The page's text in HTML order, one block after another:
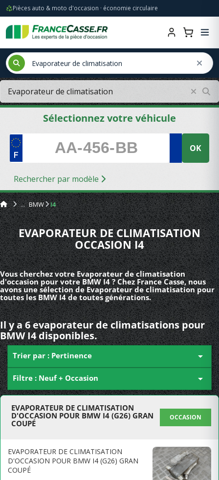
Pièces auto & moto d'occasion · économie circulaire
Sélectionnez votre véhicule
OK
Rechercher par modèle
BMW I4
EVAPORATEUR DE CLIMATISATION
OCCASION I4
Vous cherchez votre Evaporateur de climatisation
d'occasion pour votre BMW I4 ? Chez France Casse, nous
avons une sélection de Evaporateur de climatisation pour
toutes les BMW I4 de toutes générations.
Il y a 6 evaporateur de climatisations pour
BMW I4 disponibles.
Trier par : Pertinence 
Filtre : Neuf + Occasion 
EVAPORATEUR DE CLIMATISATION
D'OCCASION POUR BMW I4 (G26) GRAN
COUPÉ
OCCASION
EVAPORATEUR DE CLIMATISATION
D'OCCASION POUR BMW I4 (G26) GRAN
COUPÉ